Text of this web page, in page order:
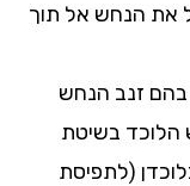
את הנחש אל תוך
זנב הנחש
הלוכד בשיטת
(לתפיסת